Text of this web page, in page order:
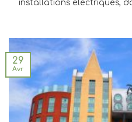
installations électriques,
29
Avr